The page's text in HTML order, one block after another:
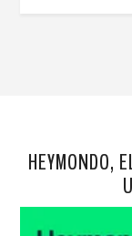
HEYMONDO,